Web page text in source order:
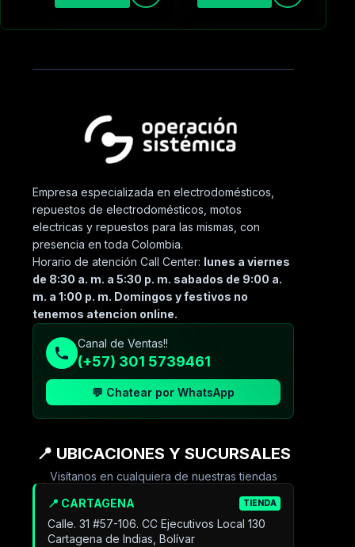
Empresa especializada en electrodomésticos,
repuestos de electrodomésticos, motos
electricas y repuestos para las mismas, con
presencia en toda Colombia.
Horario de atención Call Center: lunes a viernes
de 8:30 a. m. a 5:30 p. m. sabados de 9:00 a.
m. a 1:00 p. m. Domingos y festivos no
tenemos atencion online.
Canal de Ventas!!
(+57) 301 5739461
💬 Chatear por WhatsApp
📍 UBICACIONES Y SUCURSALES
Visítanos en cualquiera de nuestras tiendas
📍 CARTAGENA TIENDA
Calle. 31 #57-106. CC Ejecutivos Local 130
Cartagena de Indias, Bolívar